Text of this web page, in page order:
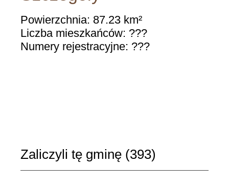
Powierzchnia: 87.23 km²
Liczba mieszkańców: ???
Numery rejestracyjne: ???
Zaliczyli tę gminę (393)